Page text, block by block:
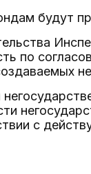
будут
по
с